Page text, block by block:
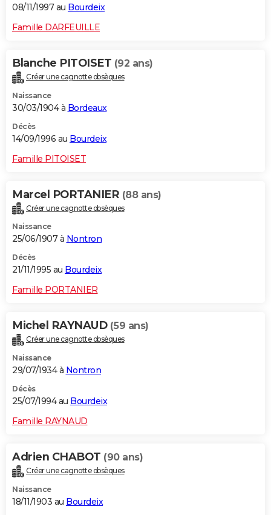
08/11/1997 au Bourdeix
Famille DARFEUILLE
Blanche PITOISET (92 ans)
Créer une cagnotte obsèques
Naissance
30/03/1904 à Bordeaux
Décès
14/09/1996 au Bourdeix
Famille PITOISET
Marcel PORTANIER (88 ans)
Créer une cagnotte obsèques
Naissance
25/06/1907 à Nontron
Décès
21/11/1995 au Bourdeix
Famille PORTANIER
Michel RAYNAUD (59 ans)
Créer une cagnotte obsèques
Naissance
29/07/1934 à Nontron
Décès
25/07/1994 au Bourdeix
Famille RAYNAUD
Adrien CHABOT (90 ans)
Créer une cagnotte obsèques
Naissance
18/11/1903 au Bourdeix